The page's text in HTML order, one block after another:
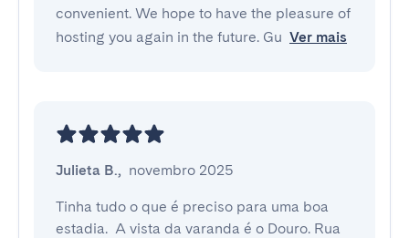
convenient. We hope to have the pleasure of
hosting you again in the future. Gu Ver mais
Julieta B., novembro 2025
Tinha tudo o que é preciso para uma boa
estadia.  A vista da varanda é o Douro. Rua